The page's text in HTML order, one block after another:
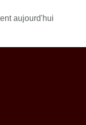
aujourd'hui